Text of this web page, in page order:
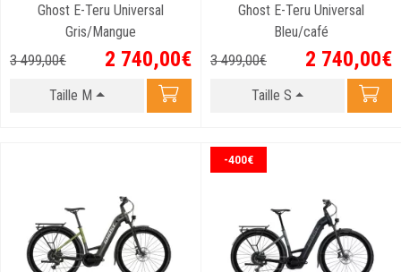
Ghost E-Teru Universal
Gris/Mangue
3 499,00€ 2 740,00€
Taille M
Ghost E-Teru Universal
Bleu/café
3 499,00€ 2 740,00€
Taille S
-400€